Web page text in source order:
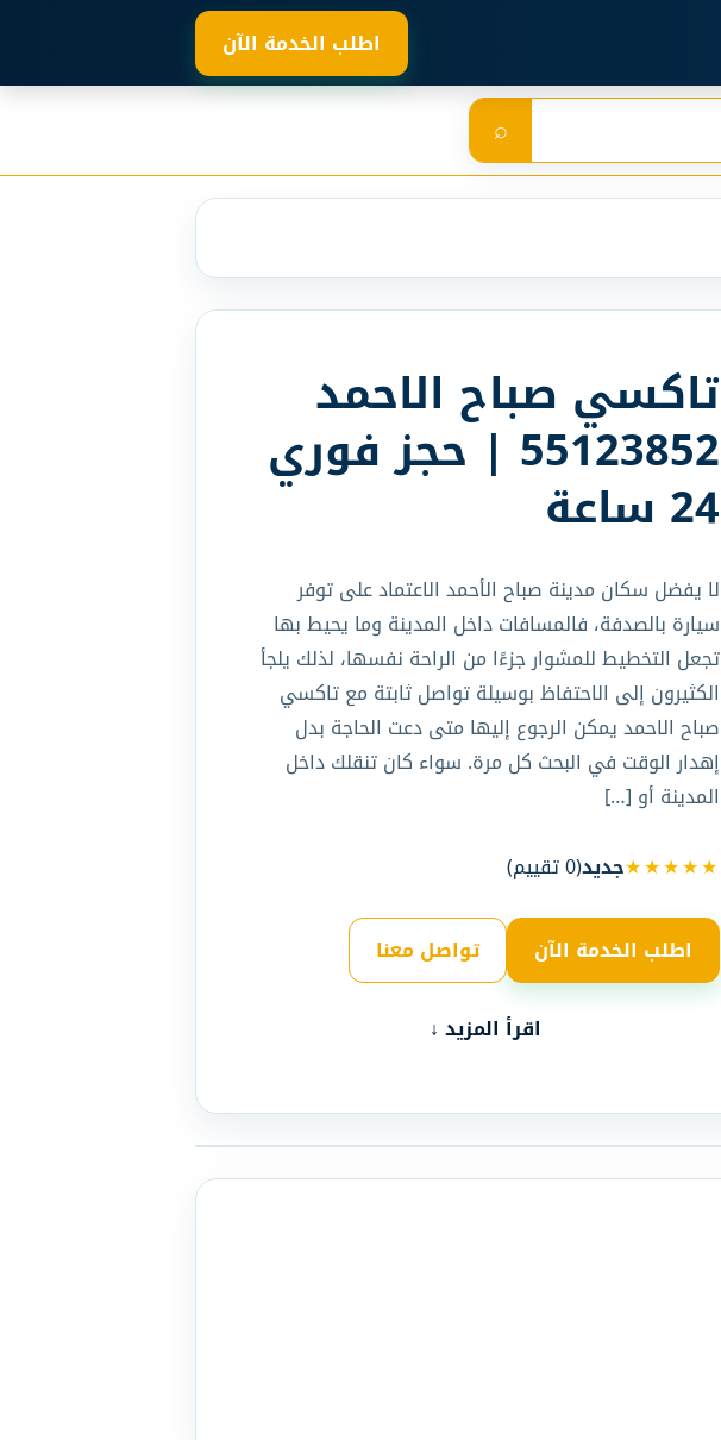
اطلب الخدمة الآن
⌕
تاكسي صباح الاحمد
55123852 | حجز فوري
24 ساعة
لا يفضل سكان مدينة صباح الأحمد الاعتماد على توفر
سيارة بالصدفة، فالمسافات داخل المدينة وما يحيط بها
تجعل التخطيط للمشوار جزءًا من الراحة نفسها، لذلك يلجأ
الكثيرون إلى الاحتفاظ بوسيلة تواصل ثابتة مع تاكسي
صباح الاحمد يمكن الرجوع إليها متى دعت الحاجة بدل
إهدار الوقت في البحث كل مرة. سواء كان تنقلك داخل
المدينة أو […]
★★★★★جديد(
0تقييم)
اطلب الخدمة الآن تواصل معنا
اقرأ المزيد ↓